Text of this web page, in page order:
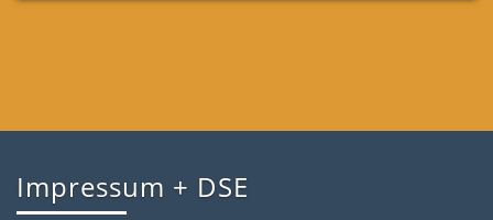
Impressum + DSE